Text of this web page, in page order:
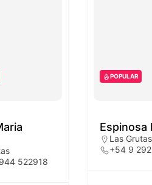
522918
POPULAR
Espinosa
Las Grutas
+54 9